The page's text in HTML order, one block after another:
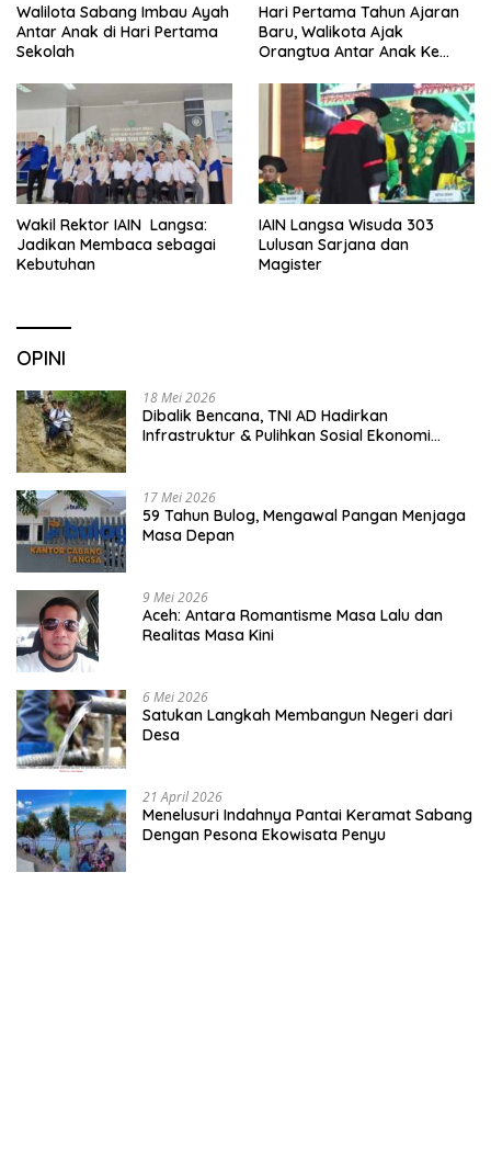
Walilota Sabang Imbau Ayah
Antar Anak di Hari Pertama
Sekolah
Hari Pertama Tahun Ajaran
Baru, Walikota Ajak
Orangtua Antar Anak Ke
Wakil Rektor IAIN Langsa:
Jadikan Membaca sebagai
Kebutuhan
IAIN Langsa Wisuda 303
Lulusan Sarjana dan
Magister
OPINI
18 Mei 2026
Dibalik Bencana, TNI AD Hadirkan
Infrastruktur & Pulihkan Sosial Ekonomi
17 Mei 2026
59 Tahun Bulog, Mengawal Pangan Menjaga
Masa Depan
9 Mei 2026
Aceh: Antara Romantisme Masa Lalu dan
Realitas Masa Kini
6 Mei 2026
Satukan Langkah Membangun Negeri dari
Desa
21 April 2026
Menelusuri Indahnya Pantai Keramat Sabang
Dengan Pesona Ekowisata Penyu